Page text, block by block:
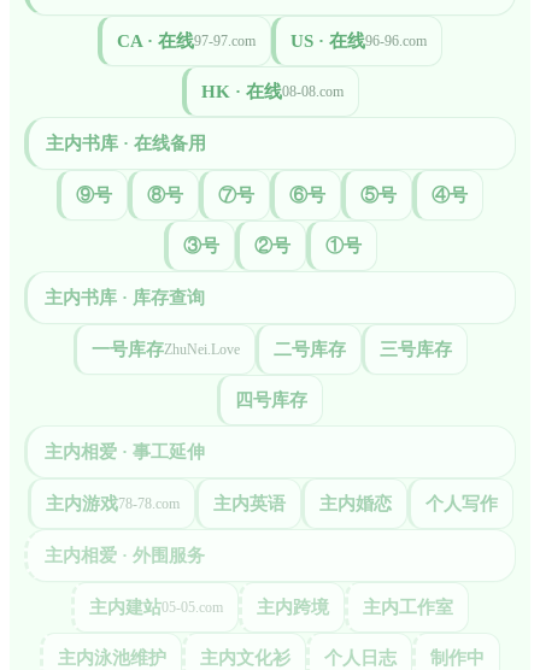
CA · 在线97-97.com US · 在线96-96.com
HK · 在线08-08.com
主内书库 · 在线备用
⑨号 ⑧号 ⑦号 ⑥号 ⑤号 ④号
③号 ②号 ①号
主内书库 · 库存查询
一号库存ZhuNei.Love 二号库存 三号库存
四号库存
主内相爱 · 事工延伸
主内游戏78-78.com 主内英语 主内婚恋 个人写作
主内相爱 · 外围服务
主内建站05-05.com 主内跨境 主内工作室
主内泳池维护 主内文化衫 个人日志 制作中